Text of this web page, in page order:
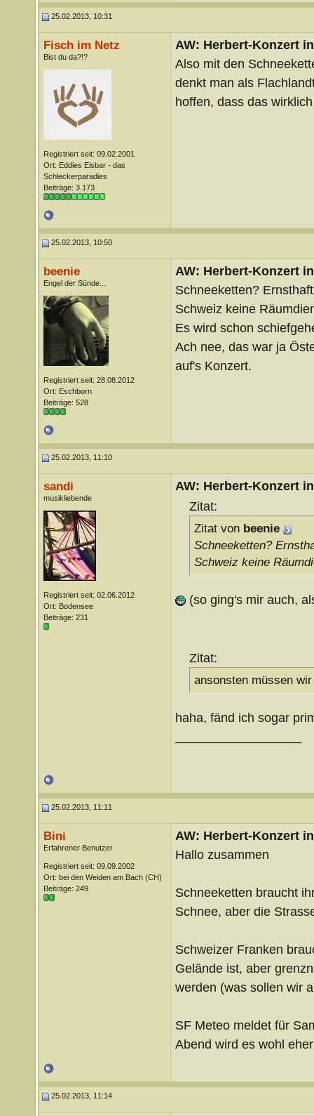
25.02.2013, 10:31
Fisch im Netz
Bist du da?!?
Registriert seit: 09.02.2001
Ort: Eddies Eisbar - das
Schleckerparadies
Beiträge: 3.173
AW: Herbert-Konzert
Also mit den
denkt man als
hoffen, dass das
25.02.2013, 10:50
beenie
Engel der Sünde...
Registriert seit: 28.08.2012
Ort: Eschborn
Beiträge: 528
AW: Herbert-Konzert
Schneeketten?
Schweiz keine
Es wird schon
Ach nee, das war ja
auf's Konzert.
25.02.2013, 11:10
sandi
musikliebende
Registriert seit: 02.06.2012
Ort: Bodensee
Beiträge: 231
AW: Herbert-Konzert
Zitat:
Zitat von beenie
Schneeketten?
Schweiz keine
(so ging's mir auch,
Zitat:
ansonsten müssen
haha, fänd ich sogar
25.02.2013, 11:11
Bini
Erfahrener Benutzer
Registriert seit: 09.09.2002
Ort: bei den Weiden am Bach (CH)
Beiträge: 249
AW: Herbert-Konzert
Hallo zusammen
Schneeketten braucht
Schnee, aber die
Schweizer Franken
Gelände ist, aber
werden (was sollen wir
SF Meteo meldet für
Abend wird es wohl
25.02.2013, 11:14